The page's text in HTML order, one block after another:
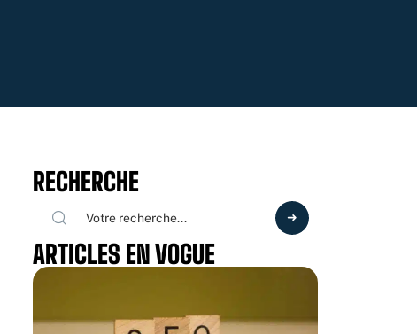
RECHERCHE
ARTICLES EN VOGUE